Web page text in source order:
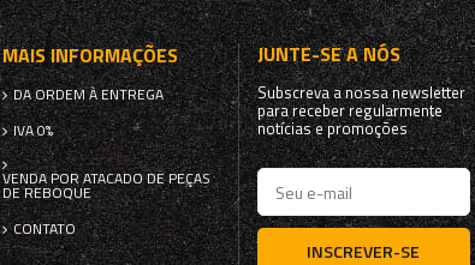
MAIS INFORMAÇÕES
DA ORDEM À ENTREGA
IVA 0%
VENDA POR ATACADO DE PEÇAS
DE REBOQUE
CONTATO
JUNTE-SE A NÓS
Subscreva a nossa newsletter
para receber regularmente
notícias e promoções
INSCREVER-SE